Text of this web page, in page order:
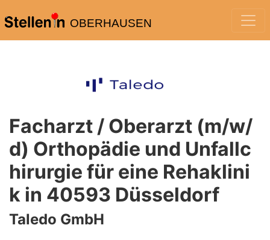
OBERHAUSEN
Facharzt / Oberarzt (m/w/
d) Orthopädie und Unfallc
hirurgie für eine Rehaklini
k in 40593 Düsseldorf
Taledo GmbH